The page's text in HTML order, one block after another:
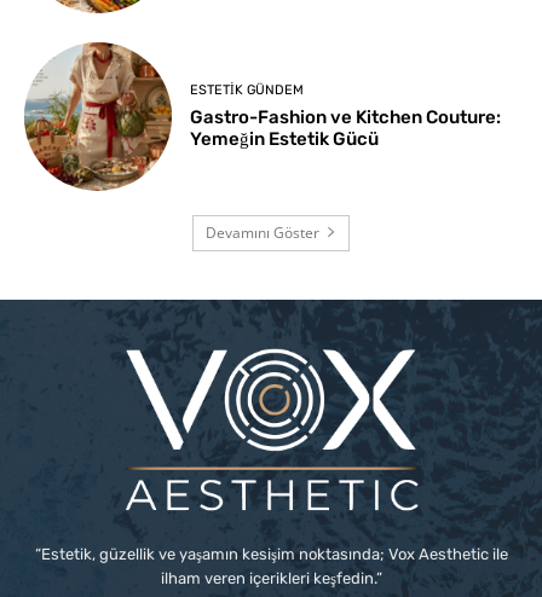
ESTETIK GÜNDEM
Gastro-Fashion ve Kitchen Couture:
Yemeğin Estetik Gücü
Devamını Göster
“Estetik, güzellik ve yaşamın kesişim noktasında; Vox Aesthetic ile
ilham veren içerikleri keşfedin.”